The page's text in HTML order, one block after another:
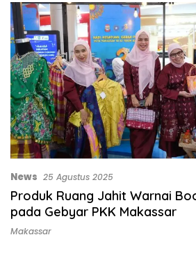
News 25 Agustus 2025
Produk Ruang Jahit Warnai
pada Gebyar PKK Makassar
Makassar